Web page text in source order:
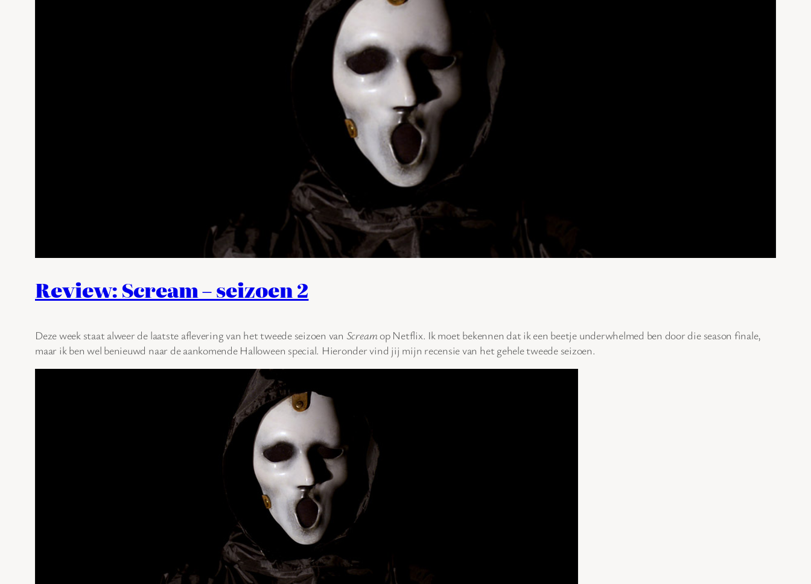
Review: Scream – seizoen 2
Deze week staat alweer de laatste aflevering van het tweede seizoen van Screamop Netflix. Ik moet bekennen dat ik een beetje underwhelmed ben door die season finale,
maar ik ben wel benieuwd naar de aankomende Halloween special. Hieronder vind jij mijn recensie van het gehele tweede seizoen.